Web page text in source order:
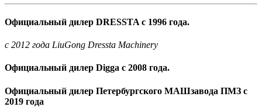
Официальный дилер DRESSTA с 1996 года.
c 2012 года LiuGong Dressta Machinery
Официальный дилер Digga с 2008 года.
Официальный дилер Петербургского МАШзавода ПМЗ с
2019 года